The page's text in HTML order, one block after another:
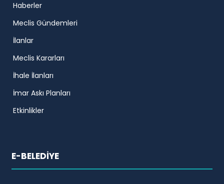
Haberler
Meclis Gündemleri
İlanlar
Meclis Kararları
İhale İlanları
İmar Askı Planları
Etkinlikler
E-BELEDİYE